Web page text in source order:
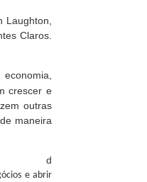
Claros.
crescer e
outras
maneira
d
e abrir